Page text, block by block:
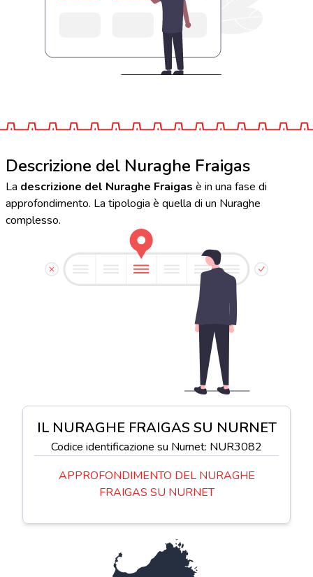
Descrizione del Nuraghe Fraigas
La descrizione del Nuraghe Fraigas è in una fase di
approfondimento. La tipologia è quella di un Nuraghe
complesso.
IL NURAGHE FRAIGAS SU NURNET
Codice identificazione su Nurnet: NUR3082
APPROFONDIMENTO DEL NURAGHE
FRAIGAS SU NURNET